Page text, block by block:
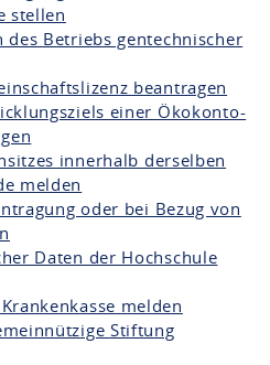
stellen
des Betriebs gentechnischer
beantragen
einer Ökokonto-
innerhalb derselben
melden
oder bei Bezug von
Daten der Hochschule
melden
Stiftung